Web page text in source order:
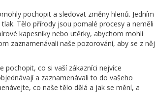
pochopit a sledovat změny hlenů. Jedním
Tělo přírody jsou pomalé procesy a neměli
kapesníky nebo utěrky, abychom mohli
zaznamenávali naše pozorování, aby se z něj
pochopit, co si vaší zákazníci nejvíce
a zaznamenávali to do vašeho
co naše tělo dělá a jak se mění, a